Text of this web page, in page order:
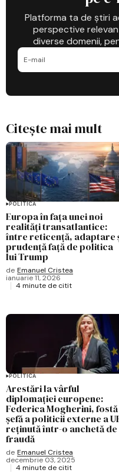
Platforma ta de știri
perspective
diverse domenii,
Citește mai mult
POLITICĂ
Europa în fața unei noi
realități transatlantice:
între reticență, adaptare
prudență față de politica
lui Trump
de Emanuel Cristea
ianuarie 11, 2026
4 minute de citit
POLITICĂ
Arestări la vârful
diplomației europene:
Federica Mogherini, fostă
șefă a politicii externe a
reținută într-o anchetă de
fraudă
de Emanuel Cristea
decembrie 03, 2025
4 minute de citit